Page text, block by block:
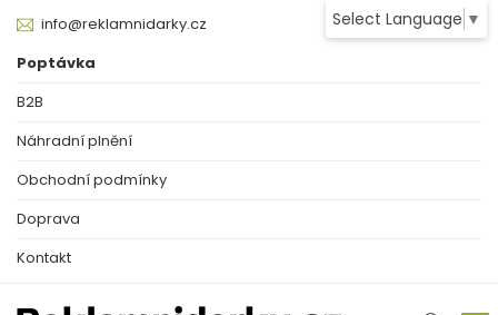
Select Language ▼
info@reklamnidarky.cz
Poptávka
B2B
Náhradní plnění
Obchodní podmínky
Doprava
Kontakt